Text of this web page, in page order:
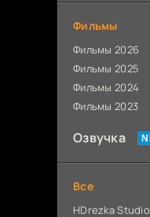
Фильмы
Фильмы 2026
Фильмы 2025
Фильмы 2024
Фильмы 2023
Озвучка
Все
HDrezka Studio